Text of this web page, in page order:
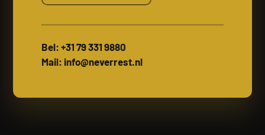
Bel: +31 79 331 9880
Mail: info@neverrest.nl